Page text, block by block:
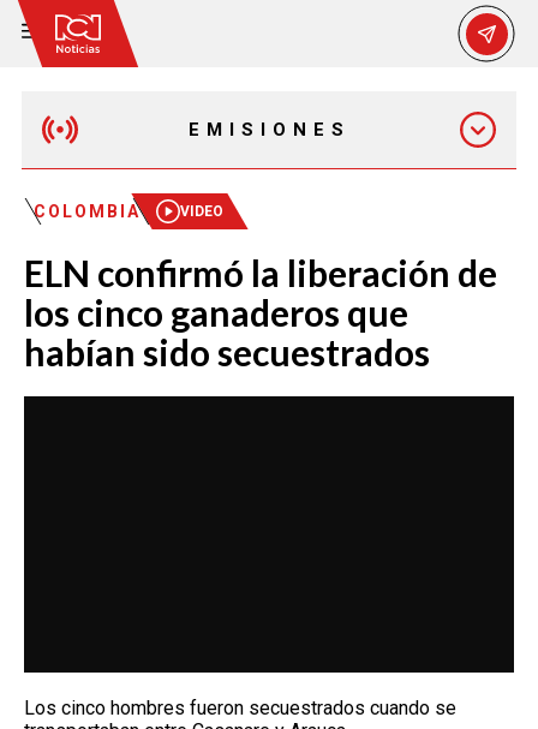
EMISIONES
MAÑANA EXPRESS
EMISIÓN 12:30 PM
EMISIÓN 7:00 PM
COLOMBIA VIDEO
ELN confirmó la liberación de
los cinco ganaderos que
habían sido secuestrados
Los cinco hombres fueron secuestrados cuando se